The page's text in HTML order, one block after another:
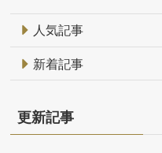
人気記事
新着記事
更新記事